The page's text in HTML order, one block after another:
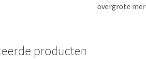
overgrote
producten